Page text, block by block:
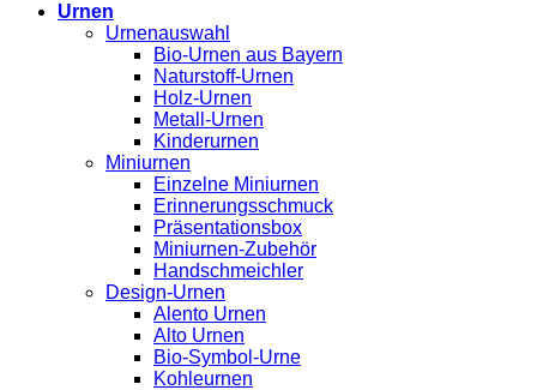
Urnen
Urnenauswahl
Bio-Urnen aus Bayern
Naturstoff-Urnen
Holz-Urnen
Metall-Urnen
Kinderurnen
Miniurnen
Einzelne Miniurnen
Erinnerungsschmuck
Präsentationsbox
Miniurnen-Zubehör
Handschmeichler
Design-Urnen
Alento Urnen
Alto Urnen
Bio-Symbol-Urne
Kohleurnen